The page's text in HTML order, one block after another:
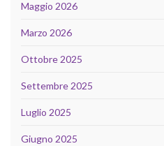
Maggio 2026
Marzo 2026
Ottobre 2025
Settembre 2025
Luglio 2025
Giugno 2025